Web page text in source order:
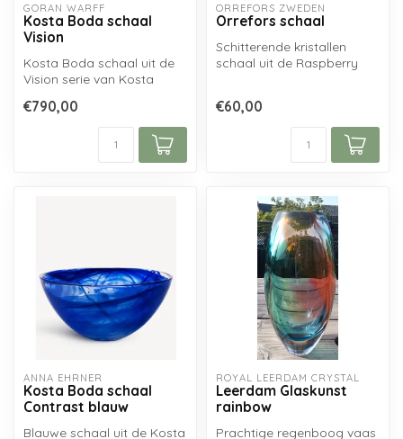
GÖRAN WÄRFF
Kosta Boda schaal
Vision
Kosta Boda schaal uit de
Vision serie van Kosta
Goran Warff...
€790,00
ORREFORS ZWEDEN
Orrefors schaal
Schitterende kristallen
schaal uit de Raspberry
€60,00
ANNA EHRNER
Kosta Boda schaal
Contrast blauw
Blauwe schaal uit de Kosta
ROYAL LEERDAM CRYSTAL
Leerdam Glaskunst
rainbow
Prachtige regenboog vaas